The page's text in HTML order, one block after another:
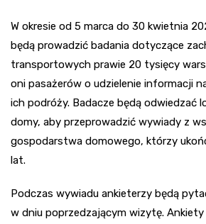
W okresie od 5 marca do 30 kwietnia
będą prowadzić badania dotyczące
transportowych prawie 20 tysięcy
oni pasażerów o udzielenie informacji
ich podróży. Badacze będą odwiedzać
domy, aby przeprowadzić wywiady z
gospodarstwa domowego, którzy
lat.
Podczas wywiadu ankieterzy będą
w dniu poprzedzającym wizytę.